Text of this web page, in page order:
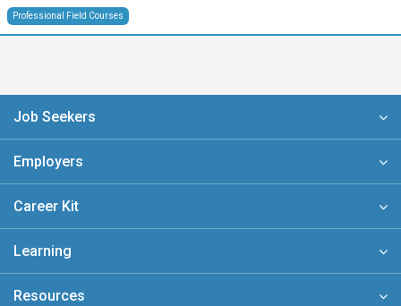
Professional Field Courses
Job Seekers
Employers
Career Kit
Learning
Resources